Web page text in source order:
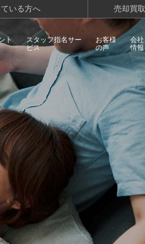
いる方へ 売却買取
ト
スタッフ指名サー
ビス
お客様
の声
会社
情報